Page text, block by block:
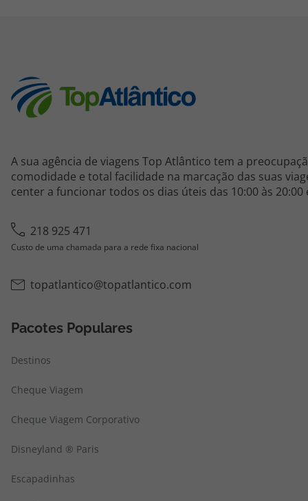
A sua agência de viagens Top Atlântico tem a
comodidade e total facilidade na marcação das suas
center a funcionar todos os dias úteis das 10:00 às 20:00
218 925 471
Custo de uma chamada para a rede fixa nacional
topatlantico@topatlantico.com
Pacotes Populares
Destinos
Cheque Viagem
Cheque Viagem Corporativo
Disneyland ® Paris
Escapadinhas